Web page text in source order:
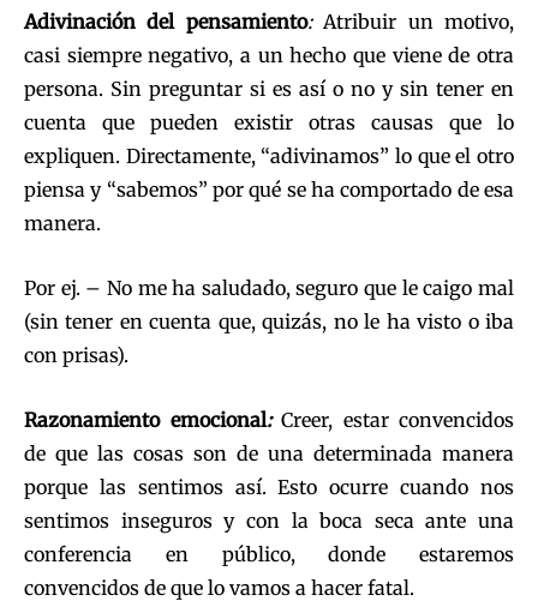
Adivinación del pensamiento:Atribuir un motivo,
casi siempre negativo, a un hecho que viene de otra
persona. Sin preguntar si es así o no y sin tener en
cuenta que pueden existir otras causas que lo
expliquen. Directamente, “adivinamos” lo que el otro
piensa y “sabemos” por qué se ha comportado de esa
manera.
Por ej. – No me ha saludado, seguro que le caigo mal
(sin tener en cuenta que, quizás, no le ha visto o iba
con prisas).
Razonamiento emocional: Creer, estar convencidos
de que las cosas son de una determinada manera
porque las sentimos así. Esto ocurre cuando nos
sentimos inseguros y con la boca seca ante una
conferencia en público, donde estaremos
convencidos de que lo vamos a hacer fatal.